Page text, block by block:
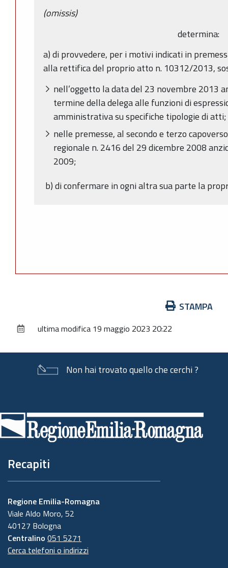
(omissis)
determina:
a) di provvedere, per i motivi indicati in
alla rettifica del proprio atto n. 10312/2013,
nell’oggetto la data del 23 novembre 2013
termine della delega alle funzioni di
amministrativa su specifiche tipologie di atti;
nelle premesse, al secondo e terzo
regionale n. 2416 del 29 dicembre 2008
2009;
b) di confermare in ogni altra sua parte la
documento
STAMPA
ultima modifica 19 maggio 2023 20:22
Non hai trovato quello che cerchi ?
di
pagina
Recapiti
Regione Emilia-Romagna
Viale Aldo Moro, 52
40127 Bologna
Centralino 051 5271
Cerca telefoni o indirizzi